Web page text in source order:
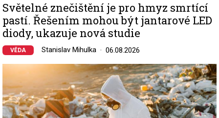
Světelné znečištění je pro hmyz smrtící
pastí. Řešením mohou být jantarové LED
diody, ukazuje nová studie
VĚDA Stanislav Mihulka 06.08.2026
Image